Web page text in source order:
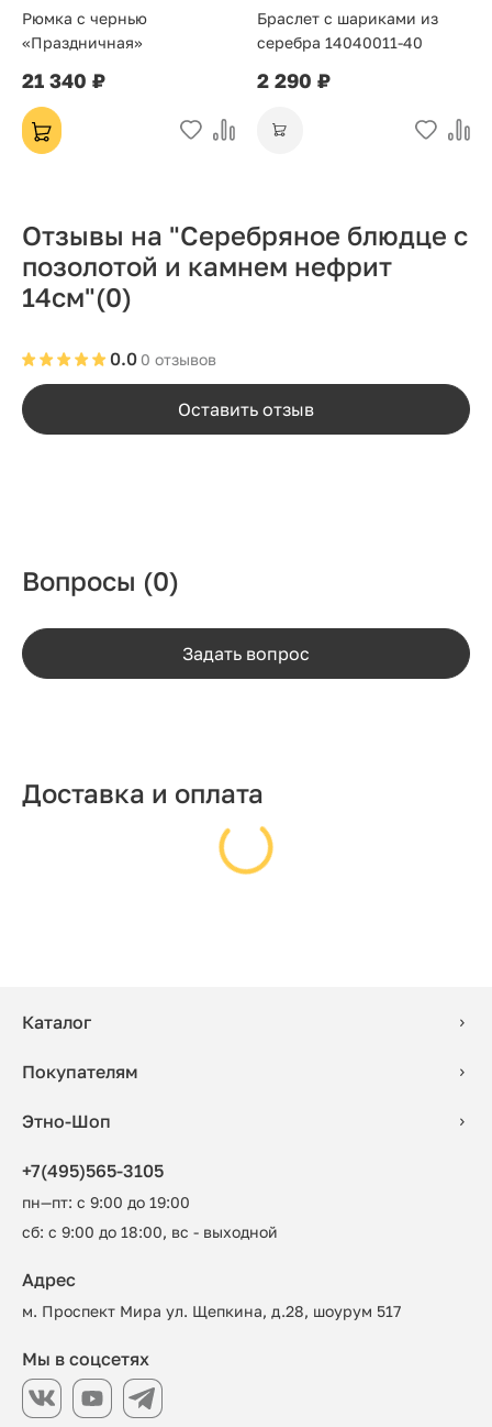
Рюмка с чернью
«Праздничная»
21 340 ₽
Браслет с шариками из
серебра 14040011-40
2 290 ₽
Отзывы на "Серебряное блюдце с
позолотой и камнем нефрит
14см"(0)
0 отзывов
0.0
Оставить отзыв
Вопросы (0)
Задать вопрос
Доставка и оплата
Каталог
Покупателям
Этно-Шоп
+7(495)565-3105
пн—пт: с 9:00 до 19:00
сб: с 9:00 до 18:00, вс - выходной
Адрес
м. Проспект Мира ул. Щепкина, д.28, шоурум 517
Мы в соцсетях